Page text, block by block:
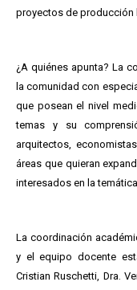
proyectos de producción
¿A quiénes apunta? La
la comunidad con
que posean el nivel
temas y su
arquitectos,
áreas que quieran
interesados en la temática.
La coordinación
y el equipo docente
Cristian Ruschetti, Dra.